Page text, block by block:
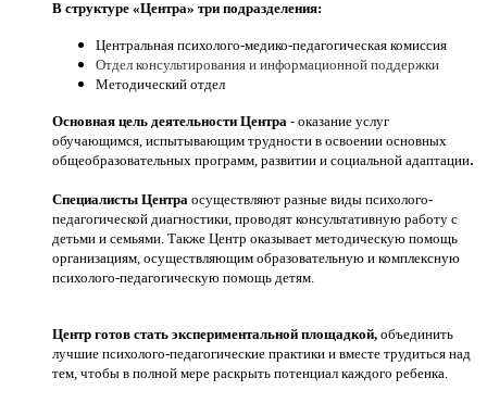
В структуре «Центра» три подразделения:
Центральная психолого-медико-педагогическая комиссия
Отдел консультирования и информационной поддержки
Методический отдел
Основная цель деятельности Центра - оказание услуг
обучающимся, испытывающим трудности в освоении основных
общеобразовательных программ, развитии и социальной адаптации.
Специалисты Центра осуществляют разные виды психолого-
педагогической диагностики, проводят консультативную работу с
детьми и семьями. Также Центр оказывает методическую помощь
организациям, осуществляющим образовательную и комплексную
психолого-педагогическую помощь детям.
Центр готов стать экспериментальной площадкой, объединить
лучшие психолого-педагогические практики и вместе трудиться над
тем, чтобы в полной мере раскрыть потенциал каждого ребенка.